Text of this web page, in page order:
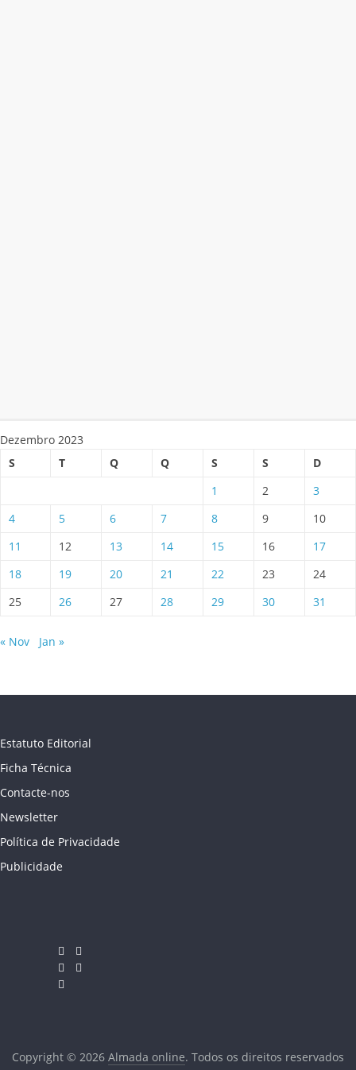
Dezembro 2023
S
T Q Q S S
D
1
2
3
4
5 6 7 8 9
10
11
12 13 14 15 16
17
18
19 20 21 22 23
24
25
26 27 28 29 30 31
« Nov Jan »
Estatuto Editorial
Ficha Técnica
Contacte-nos
Newsletter
Política de Privacidade
Publicidade
Copyright © 2026 Almada online. Todos os direitos reservados